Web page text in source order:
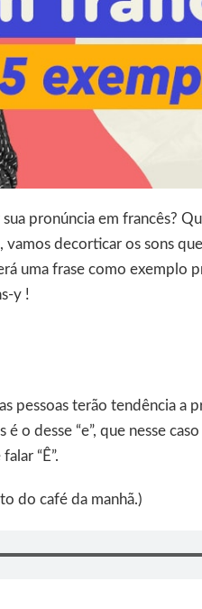
pronúncia em francês?
decorticar os sons
uma frase como exemplo
y !
pessoas terão tendência a
o desse “e”, que nesse
“Ê”.
do café da manhã.)